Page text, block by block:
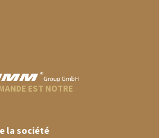
EST NOTRE
la société